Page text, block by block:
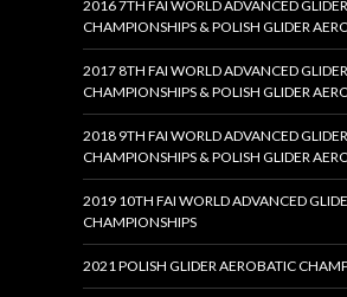
2016 7TH FAI WORLD ADVANCED
CHAMPIONSHIPS & POLISH GLIDER
2017 8TH FAI WORLD ADVANCED
CHAMPIONSHIPS & POLISH GLIDER
2018 9TH FAI WORLD ADVANCED
CHAMPIONSHIPS & POLISH GLIDER
2019 10TH FAI WORLD ADVANCED
CHAMPIONSHIPS
2021 POLISH GLIDER AEROBATIC